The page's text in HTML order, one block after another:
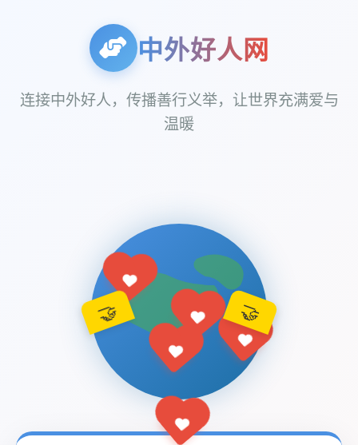
中外好人网
连接中外好人，传播善行义举，让世界充满爱与
温暖
🤝 🤝